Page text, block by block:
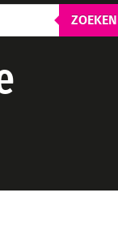
ZOEKEN